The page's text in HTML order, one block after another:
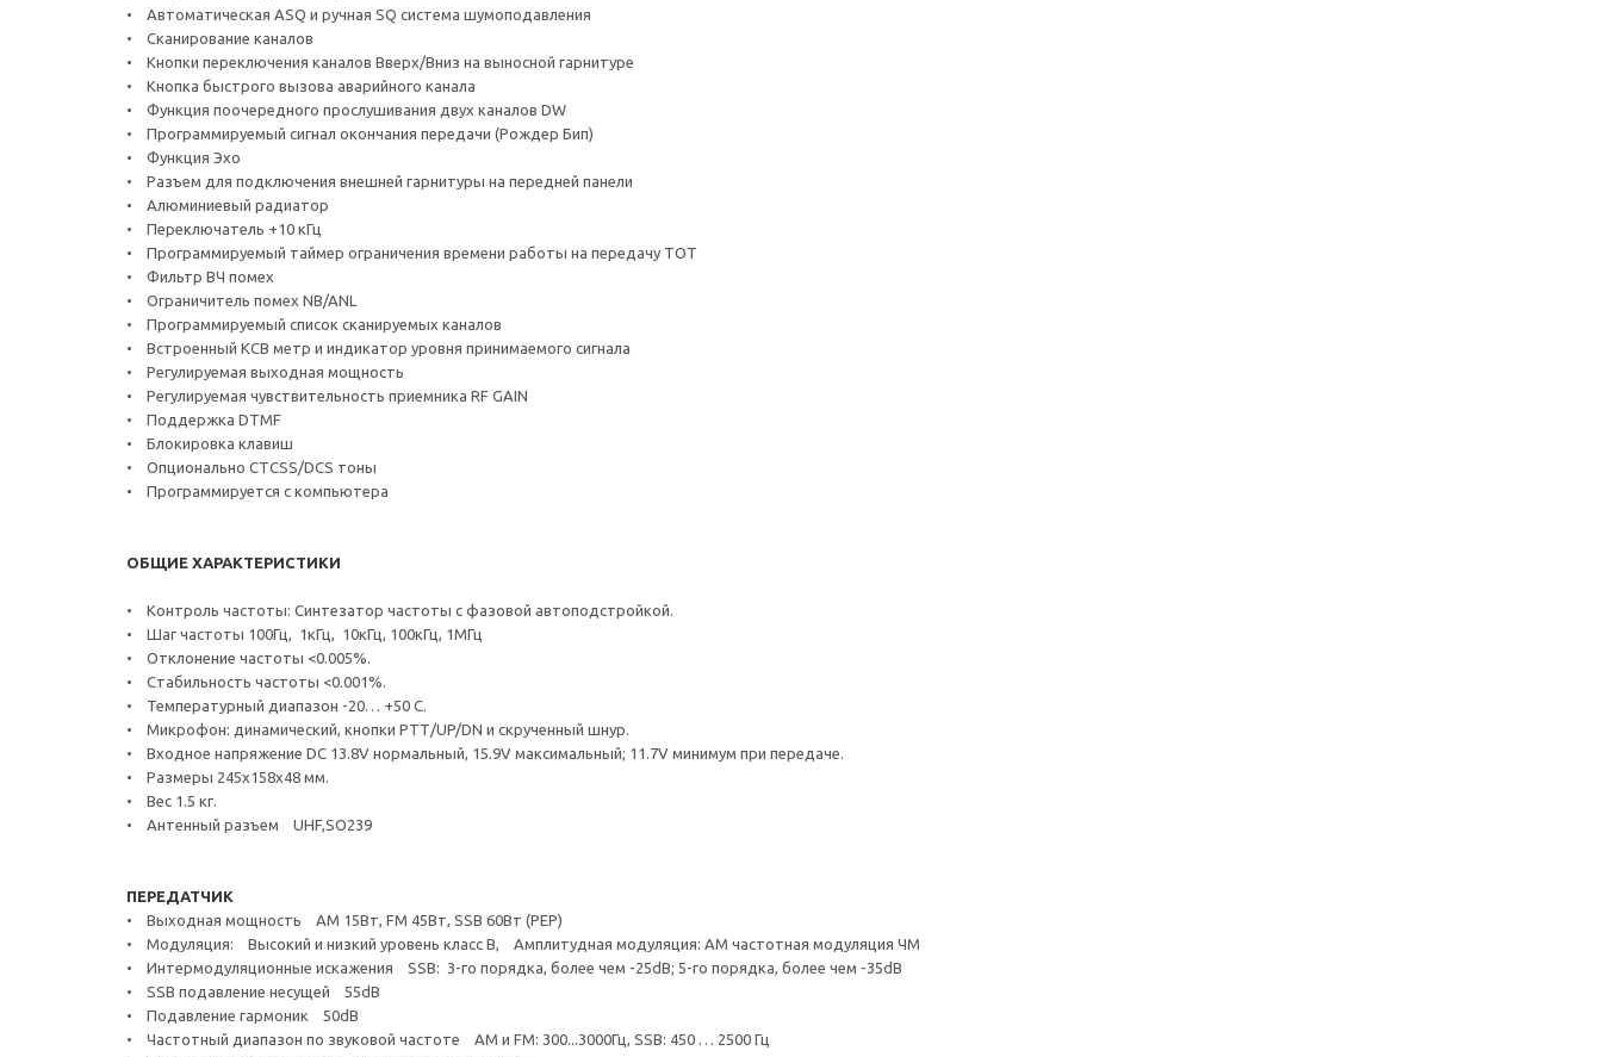
• Автоматическая ASQ и ручная SQ система шумоподавления
• Сканирование каналов
• Кнопки переключения каналов Вверх/Вниз на выносной гарнитуре
• Кнопка быстрого вызова аварийного канала
• Функция поочередного прослушивания двух каналов DW
• Программируемый сигнал окончания передачи (Рождер Бип)
• Функция Эхо
• Разъем для подключения внешней гарнитуры на передней панели
• Алюминиевый радиатор
• Переключатель +10 кГц
• Программируемый таймер ограничения времени работы на передачу ТОТ
• Фильтр ВЧ помех
• Ограничитель помех NB/ANL
• Программируемый список сканируемых каналов
• Встроенный КСВ метр и индикатор уровня принимаемого сигнала
• Регулируемая выходная мощность
• Регулируемая чувствительность приемника RF GAIN
• Поддержка DTMF
• Блокировка клавиш
• Опционально CTCSS/DCS тоны
• Программируется с компьютера
ОБЩИЕ ХАРАКТЕРИСТИКИ
• Контроль частоты: Синтезатор частоты с фазовой автоподстройкой.
• Шаг частоты 100Гц, 1кГц, 10кГц, 100кГц, 1МГц
• Отклонение частоты <0.005%.
• Стабильность частоты <0.001%.
• Температурный диапазон -20… +50 С.
• Микрофон: динамический, кнопки РТТ/UP/DN и скрученный шнур.
• Входное напряжение DC 13.8V нормальный, 15.9V максимальный; 11.7V минимум при передаче.
• Размеры 245х158х48 мм.
• Вес 1.5 кг.
• Антенный разъем UHF,SO239
ПЕРЕДАТЧИК
• Выходная мощность AM 15Вт, FM 45Вт, SSB 60Вт (РЕР)
• Модуляция: Высокий и низкий уровень класс B, Амплитудная модуляция: AM частотная модуляция ЧМ
• Интермодуляционные искажения SSB: 3-го порядка, более чем -25dB; 5-го порядка, более чем -35dB
• SSB подавление несущей 55dB
• Подавление гармоник 50dB
• Частотный диапазон по звуковой частоте AM и FM: 300...3000Гц, SSB: 450 … 2500 Гц